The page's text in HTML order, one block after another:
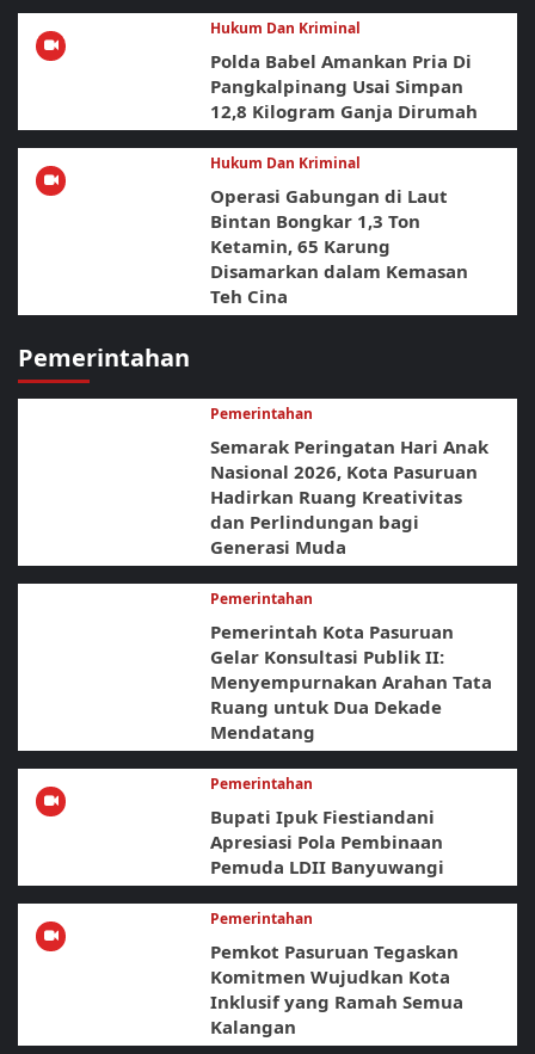
Hukum Dan Kriminal
Polda Babel Amankan Pria Di
Pangkalpinang Usai Simpan
12,8 Kilogram Ganja Dirumah
Hukum Dan Kriminal
Operasi Gabungan di Laut
Bintan Bongkar 1,3 Ton
Ketamin, 65 Karung
Disamarkan dalam Kemasan
Teh Cina
Pemerintahan
Pemerintahan
Semarak Peringatan Hari Anak
Nasional 2026, Kota Pasuruan
Hadirkan Ruang Kreativitas
dan Perlindungan bagi
Generasi Muda
Pemerintahan
Pemerintah Kota Pasuruan
Gelar Konsultasi Publik II:
Menyempurnakan Arahan Tata
Ruang untuk Dua Dekade
Mendatang
Pemerintahan
Bupati Ipuk Fiestiandani
Apresiasi Pola Pembinaan
Pemuda LDII Banyuwangi
Pemerintahan
Pemkot Pasuruan Tegaskan
Komitmen Wujudkan Kota
Inklusif yang Ramah Semua
Kalangan